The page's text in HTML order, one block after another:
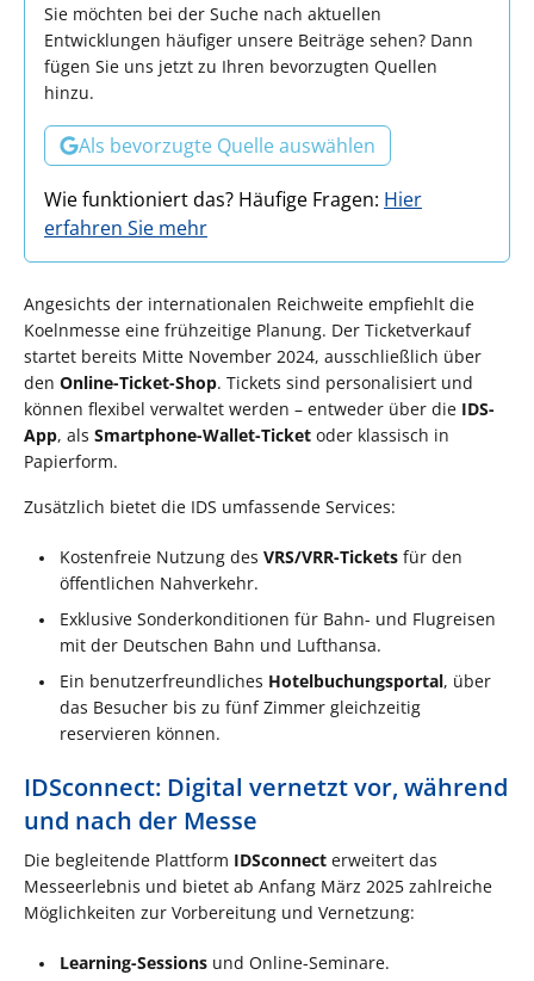
Sie möchten bei der Suche nach aktuellen
Entwicklungen häufiger unsere Beiträge sehen? Dann
fügen Sie uns jetzt zu Ihren bevorzugten Quellen
hinzu.
Als bevorzugte Quelle auswählen
Wie funktioniert das? Häufige Fragen: Hier
erfahren Sie mehr
Angesichts der internationalen Reichweite empfiehlt die
Koelnmesse eine frühzeitige Planung. Der Ticketverkauf
startet bereits Mitte November 2024, ausschließlich über
den Online-Ticket-Shop. Tickets sind personalisiert und
können flexibel verwaltet werden – entweder über die IDS-
App, als Smartphone-Wallet-Ticket oder klassisch in
Papierform.
Zusätzlich bietet die IDS umfassende Services:
Kostenfreie Nutzung des VRS/VRR-Tickets für den
öffentlichen Nahverkehr.
Exklusive Sonderkonditionen für Bahn- und Flugreisen
mit der Deutschen Bahn und Lufthansa.
Ein benutzerfreundliches Hotelbuchungsportal, über
das Besucher bis zu fünf Zimmer gleichzeitig
reservieren können.
IDSconnect: Digital vernetzt vor, während
und nach der Messe
Die begleitende Plattform IDSconnect erweitert das
Messeerlebnis und bietet ab Anfang März 2025 zahlreiche
Möglichkeiten zur Vorbereitung und Vernetzung:
Learning-Sessions und Online-Seminare.